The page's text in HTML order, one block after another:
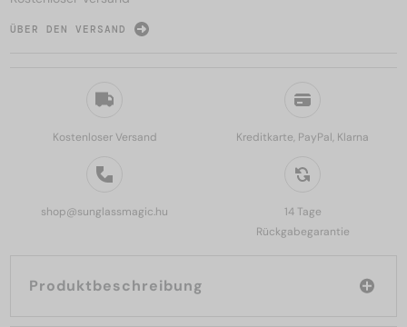
Kostenloser Versand Kreditkarte, PayPal, Klarna
shop@sunglassmagic.hu
14 Tage
Rückgabegarantie
Produktbeschreibung
ÜBER DEN VERSAND